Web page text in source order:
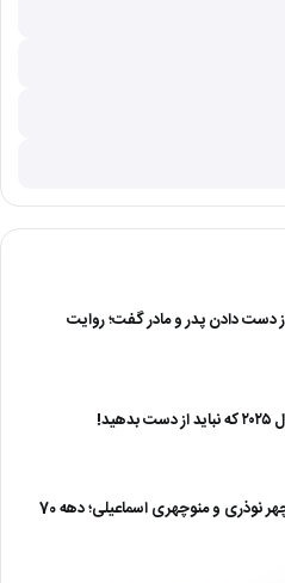
دست دادن پدر و مادر گفت؛ روایت
نوذری و منوچهری اسماعیلی؛ دهه 70